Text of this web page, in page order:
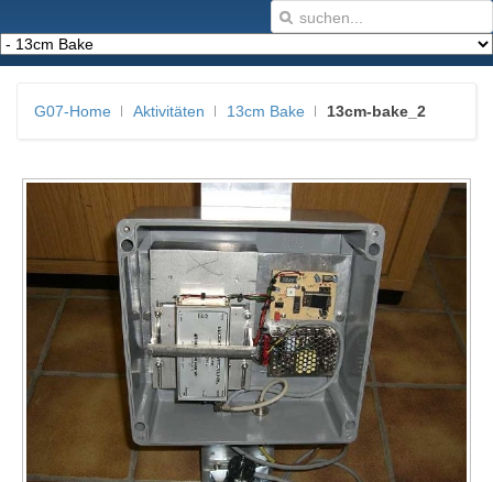
G07-Home Aktivitäten 13cm Bake 13cm-bake_2